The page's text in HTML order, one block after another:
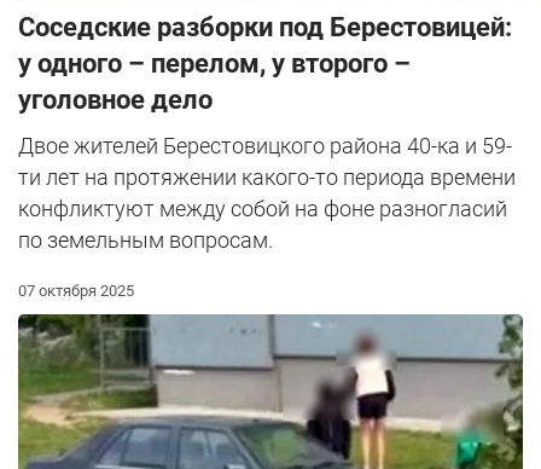
Соседские разборки под Берестовицей:
у одного – перелом, у второго –
уголовное дело
Двое жителей Берестовицкого района 40-ка и 59-
ти лет на протяжении какого-то периода времени
конфликтуют между собой на фоне разногласий
по земельным вопросам.
07 октября 2025